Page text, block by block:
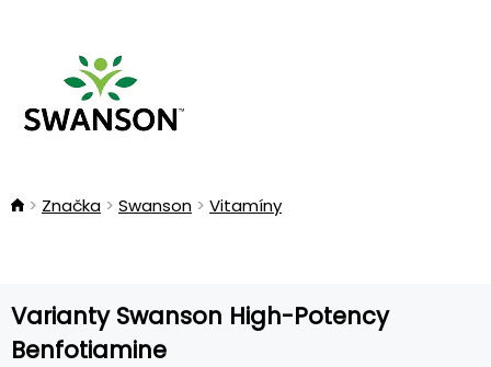
Značka Swanson Vitamíny
Varianty Swanson High-Potency
Benfotiamine